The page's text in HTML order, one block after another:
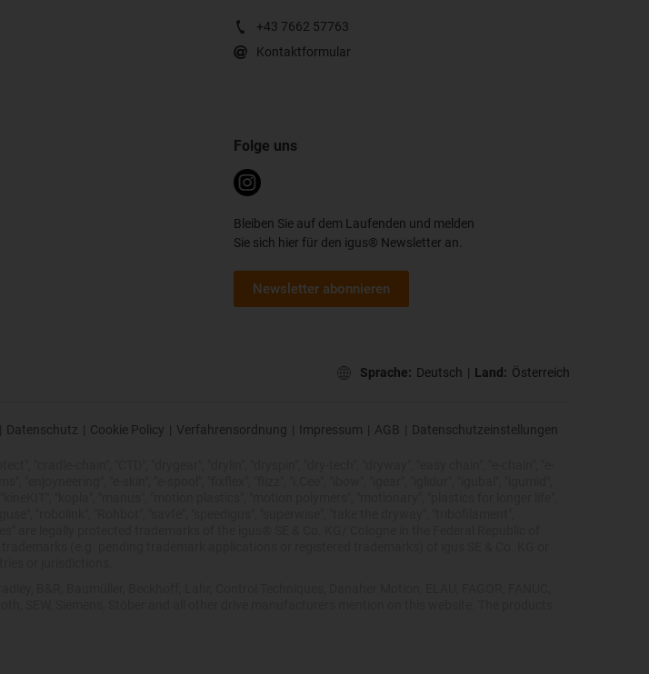
+43 7662 57763
Kontaktformular
Folge uns
Bleiben Sie auf dem Laufenden und melden
Sie sich hier für den igus® Newsletter an.
Newsletter abonnieren
Sprache: Deutsch | Land: Österreich
| Datenschutz | Cookie Policy | Verfahrensordnung | Impressum | AGB | Datenschutzeinstellungen